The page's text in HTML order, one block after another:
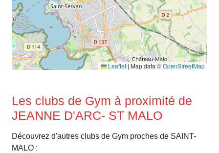
Leaflet | Map data ©OpenStreetMap
Les clubs de Gym à proximité de
JEANNE D'ARC- ST MALO
Découvrez d'autres clubs de Gym proches de SAINT-
MALO :